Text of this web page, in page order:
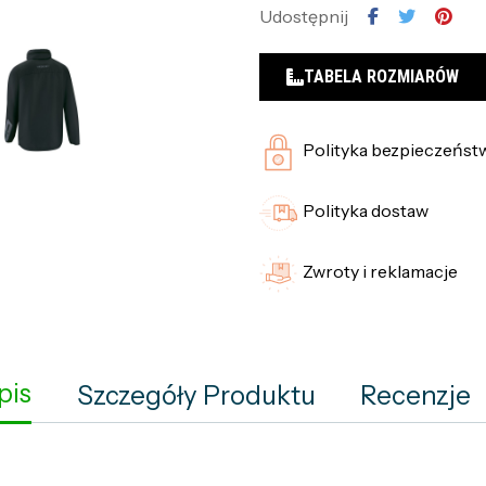
Udostępnij
TABELA ROZMIARÓW
Polityka
Polityka dostaw
Zwroty i reklamacje
Szczegóły Produktu Recenzje